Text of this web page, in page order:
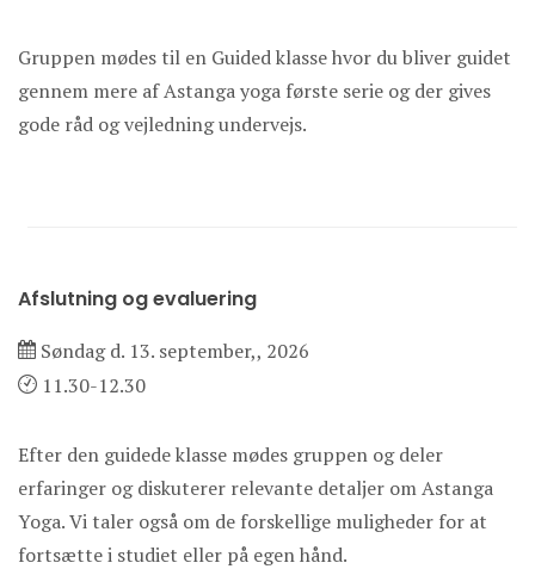
Gruppen mødes til en Guided klasse hvor du bliver guidet
gennem mere af Astanga yoga første serie og der gives
gode råd og vejledning undervejs.
Afslutning og evaluering
Søndag d. 13. september,, 2026
11.30-12.30
Efter den guidede klasse mødes gruppen og deler
erfaringer og diskuterer relevante detaljer om Astanga
Yoga. Vi taler også om de forskellige muligheder for at
fortsætte i studiet eller på egen hånd.